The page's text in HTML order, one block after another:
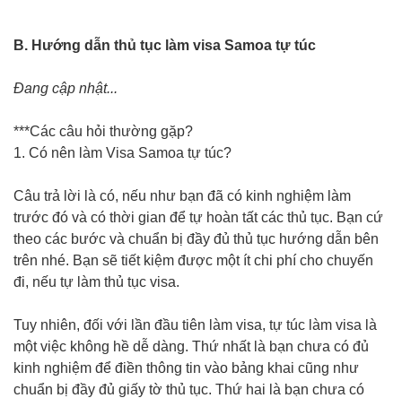
B. Hướng dẫn thủ tục làm visa Samoa tự túc
Đang cập nhật...
***Các câu hỏi thường gặp?
1. Có nên làm Visa Samoa tự túc?
Câu trả lời là có, nếu như bạn đã có kinh nghiệm làm
trước đó và có thời gian để tự hoàn tất các thủ tục. Bạn cứ
theo các bước và chuẩn bị đầy đủ thủ tục hướng dẫn bên
trên nhé. Bạn sẽ tiết kiệm được một ít chi phí cho chuyến
đi, nếu tự làm thủ tục visa.
Tuy nhiên, đối với lần đầu tiên làm visa, tự túc làm visa là
một việc không hề dễ dàng. Thứ nhất là bạn chưa có đủ
kinh nghiệm để điền thông tin vào bảng khai cũng như
chuẩn bị đầy đủ giấy tờ thủ tục. Thứ hai là bạn chưa có